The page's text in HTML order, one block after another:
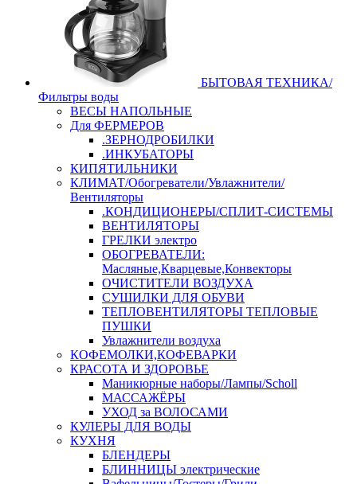
БЫТОВАЯ ТЕХНИКА/
Фильтры воды
ВЕСЫ НАПОЛЬНЫЕ
Для ФЕРМЕРОВ
.ЗЕРНОДРОБИЛКИ
.ИНКУБАТОРЫ
КИПЯТИЛЬНИКИ
КЛИМАТ/Обогреватели/Увлажнители/
Вентиляторы
.КОНДИЦИОНЕРЫ/СПЛИТ-СИСТЕМЫ
ВЕНТИЛЯТОРЫ
ГРЕЛКИ электро
ОБОГРЕВАТЕЛИ:
Масляные,Кварцевые,Конвекторы
ОЧИСТИТЕЛИ ВОЗДУХА
СУШИЛКИ ДЛЯ ОБУВИ
ТЕПЛОВЕНТИЛЯТОРЫ ТЕПЛОВЫЕ
ПУШКИ
Увлажнители воздуха
КОФЕМОЛКИ,КОФЕВАРКИ
КРАСОТА И ЗДОРОВЬЕ
Маникюрные наборы/Лампы/Scholl
МАССАЖЁРЫ
УХОД за ВОЛОСАМИ
КУЛЕРЫ ДЛЯ ВОДЫ
КУХНЯ
БЛЕНДЕРЫ
БЛИННИЦЫ электрические